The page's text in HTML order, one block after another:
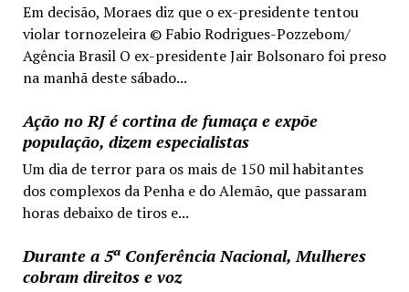
Em decisão, Moraes diz que o ex-presidente tentou
violar tornozeleira © Fabio Rodrigues-Pozzebom/
Agência Brasil O ex-presidente Jair Bolsonaro foi preso
na manhã deste sábado...
Ação no RJ é cortina de fumaça e expõe
população, dizem especialistas
Um dia de terror para os mais de 150 mil habitantes
dos complexos da Penha e do Alemão, que passaram
horas debaixo de tiros e...
Durante a 5ª Conferência Nacional, Mulheres
cobram direitos e voz